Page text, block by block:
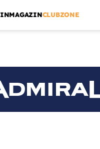
INMAGAZINCLUBZONE